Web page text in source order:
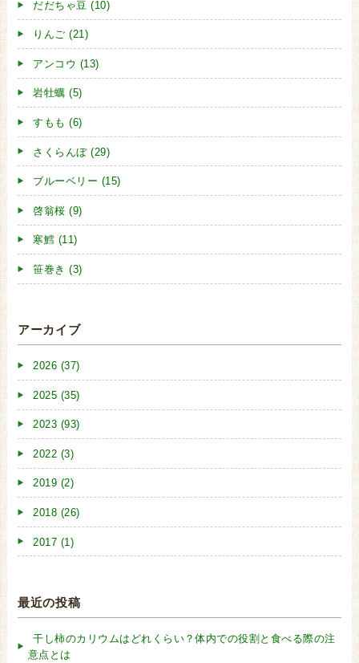
だだちゃ豆 (10)
りんご (21)
アンコウ (13)
岩牡蠣 (5)
すもも (6)
さくらんぼ (29)
ブルーベリー (15)
啓翁桜 (9)
寒鱈 (11)
笹巻き (3)
アーカイブ
2026 (37)
2025 (35)
2023 (93)
2022 (3)
2019 (2)
2018 (26)
2017 (1)
最近の投稿
干し柿のカリウムはどれくらい？体内での役割と食べる際の注
意点とは